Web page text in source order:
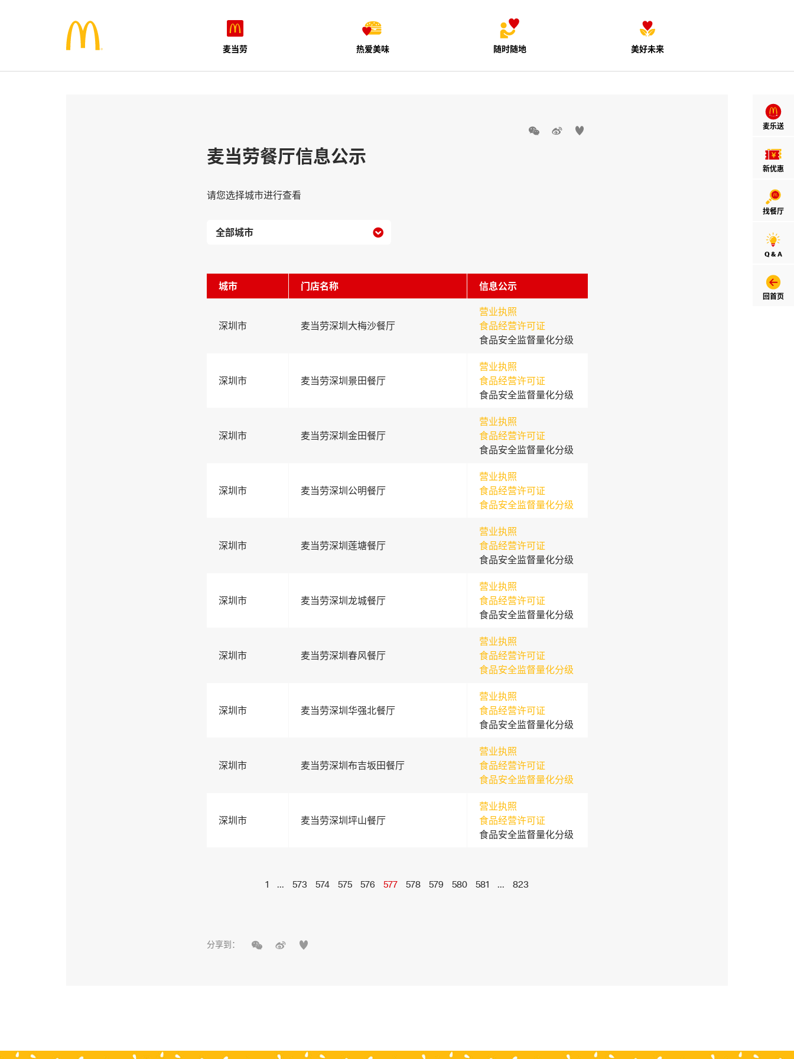
麦当劳 热爱美味 随时随地 美好未来
麦乐送
新优惠
找餐厅
Q & A
回首页
  
麦当劳餐厅信息公示
请您选择城市进行查看

城市 门店名称 信息公示
深圳市 麦当劳深圳大梅沙餐厅
营业执照
食品经营许可证
食品安全监督量化分级
深圳市 麦当劳深圳景田餐厅
营业执照
食品经营许可证
食品安全监督量化分级
深圳市 麦当劳深圳金田餐厅
营业执照
食品经营许可证
食品安全监督量化分级
深圳市 麦当劳深圳公明餐厅
营业执照
食品经营许可证
食品安全监督量化分级
深圳市 麦当劳深圳莲塘餐厅
营业执照
食品经营许可证
食品安全监督量化分级
深圳市 麦当劳深圳龙城餐厅
营业执照
食品经营许可证
食品安全监督量化分级
深圳市 麦当劳深圳春风餐厅
营业执照
食品经营许可证
食品安全监督量化分级
深圳市 麦当劳深圳华强北餐厅
营业执照
食品经营许可证
食品安全监督量化分级
深圳市 麦当劳深圳布吉坂田餐厅
营业执照
食品经营许可证
食品安全监督量化分级
深圳市 麦当劳深圳坪山餐厅
营业执照
食品经营许可证
食品安全监督量化分级
1 ... 573 574 575 576 577 578 579 580 581 ... 823
分享到：   